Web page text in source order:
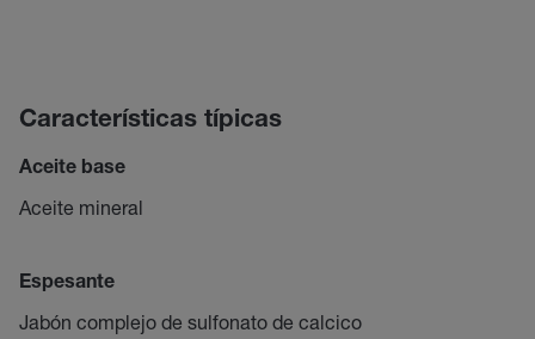
Características típicas
Aceite base
Aceite mineral
Espesante
Jabón complejo de sulfonato de calcico